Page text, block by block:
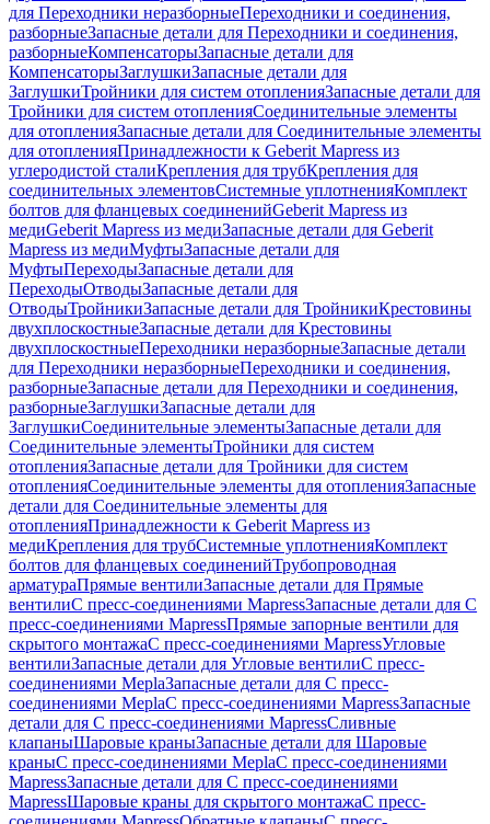
для Переходники неразборныеПереходники и соединения,
разборныеЗапасные детали для Переходники и соединения,
разборныеКомпенсаторыЗапасные детали для
КомпенсаторыЗаглушкиЗапасные детали для
ЗаглушкиТройники для систем отопленияЗапасные детали для
Тройники для систем отопленияСоединительные элементы
для отопленияЗапасные детали для Соединительные элементы
для отопленияПринадлежности к Geberit Mapress из
углеродистой сталиКрепления для трубКрепления для
соединительных элементовСистемные уплотненияКомплект
болтов для фланцевых соединенийGeberit Mapress из
медиGeberit Mapress из медиЗапасные детали для Geberit
Mapress из медиМуфтыЗапасные детали для
МуфтыПереходыЗапасные детали для
ПереходыОтводыЗапасные детали для
ОтводыТройникиЗапасные детали для ТройникиКрестовины
двухплоскостныеЗапасные детали для Крестовины
двухплоскостныеПереходники неразборныеЗапасные детали
для Переходники неразборныеПереходники и соединения,
разборныеЗапасные детали для Переходники и соединения,
разборныеЗаглушкиЗапасные детали для
ЗаглушкиСоединительные элементыЗапасные детали для
Соединительные элементыТройники для систем
отопленияЗапасные детали для Тройники для систем
отопленияСоединительные элементы для отопленияЗапасные
детали для Соединительные элементы для
отопленияПринадлежности к Geberit Mapress из
медиКрепления для трубСистемные уплотненияКомплект
болтов для фланцевых соединенийТрубопроводная
арматураПрямые вентилиЗапасные детали для Прямые
вентилиС пресс-соединениями MapressЗапасные детали для С
пресс-соединениями MapressПрямые запорные вентили для
скрытого монтажаС пресс-соединениями MapressУгловые
вентилиЗапасные детали для Угловые вентилиС пресс-
соединениями MeplaЗапасные детали для С пресс-
соединениями MeplaС пресс-соединениями MapressЗапасные
детали для С пресс-соединениями MapressСливные
клапаныШаровые краныЗапасные детали для Шаровые
краныС пресс-соединениями MeplaС пресс-соединениями
MapressЗапасные детали для С пресс-соединениями
MapressШаровые краны для скрытого монтажаС пресс-